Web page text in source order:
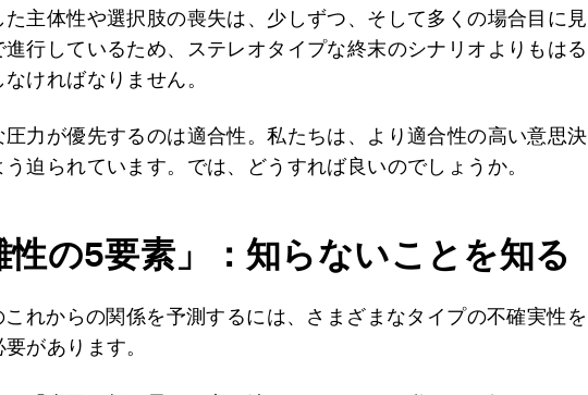
た主体性や選択肢の喪失は、少しずつ、そして多くの場合目に見
進行しているため、ステレオタイプな終末のシナリオよりもはる
ければなりません。
圧力が優先するのは適合性。私たちは、より適合性の高い意思決
迫られています。では、どうすれば良いのでしょうか。
性の5要素」：知らないことを知る
これからの関係を予測するには、さまざまなタイプの不確実性を
があります。